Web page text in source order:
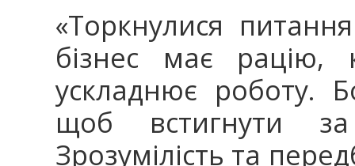
«Торкнулися
бізнес має
ускладнює роботу.
щоб встигнути
Зрозумілість та